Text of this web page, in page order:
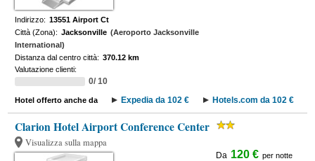
Indirizzo: 13551 Airport Ct
Città (Zona): Jacksonville (Aeroporto Jacksonville
International)
Distanza dal centro città: 370.12 km
Valutazione clienti:
0/ 10
Hotel offerto anche da Expedia da 102 € Hotels.com da 102 €
Clarion Hotel Airport Conference Center
Visualizza sulla mappa
Da 120 € per notte